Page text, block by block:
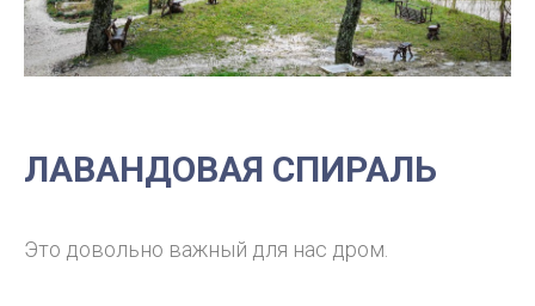
ЛАВАНДОВАЯ СПИРАЛЬ
Это довольно важный для нас дром.